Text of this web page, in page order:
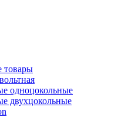
товары
одноцокольные
двухцокольные